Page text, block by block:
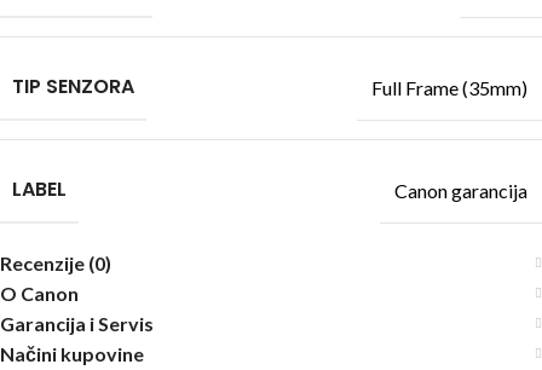
TIP SENZORA Full Frame (35mm)
LABEL Canon garancija
Recenzije (0)
O Canon
Garancija i Servis
Načini kupovine